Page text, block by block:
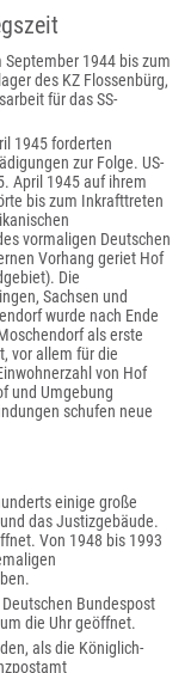
1944 bis zum
des KZ Flossenbürg,
für das SS-
1945 forderten
zur Folge. US-
April 1945 auf ihrem
bis zum Inkrafttreten
vormaligen Deutschen
Vorhang geriet Hof
Die
Sachsen und
wurde nach Ende
als erste
vor allem für die
von Hof
und Umgebung
schufen neue
einige große
das Justizgebäude.
Von 1948 bis 1993
Bundespost
die Uhr geöffnet.
als die Königlich-